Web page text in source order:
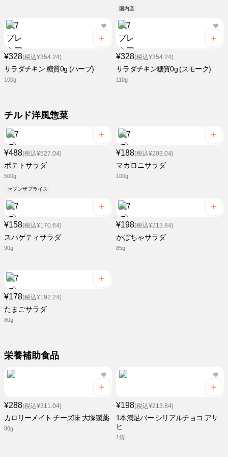
国内産
¥328(税込¥354.24)
サラダチキン 糖質0g (ハーブ)
100g
¥328(税込¥354.24)
サラダチキン糖質0g (スモーク)
110g
チルド洋風惣菜
¥488(税込¥527.04)
ポテトサラダ
500g
セブンザプライス
¥188(税込¥203.04)
マカロニサラダ
100g
¥158(税込¥170.64)
スパゲティサラダ
90g
¥198(税込¥213.84)
かぼちゃサラダ
85g
¥178(税込¥192.24)
たまごサラダ
80g
栄養補助食品
¥288(税込¥311.04)
カロリーメイト チーズ味 大塚製薬
80g
¥198(税込¥213.84)
1本満足バー シリアルチョコ アサ
ヒ
1袋